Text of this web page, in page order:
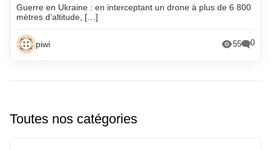
Guerre en Ukraine : en interceptant un drone à plus de 6 800
mètres d’altitude, […]
piwi 55 0
Toutes nos catégories